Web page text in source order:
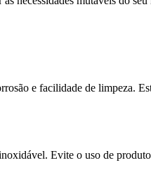
e facilidade de limpeza.
Evite o uso de